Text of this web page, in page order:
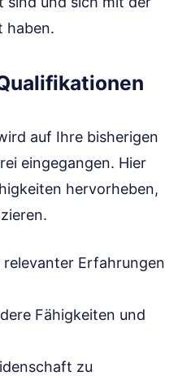
haben.
auf Ihre bisherigen
eingegangen. Hier
hervorheben,
relevanter Erfahrungen
Fähigkeiten und
zu